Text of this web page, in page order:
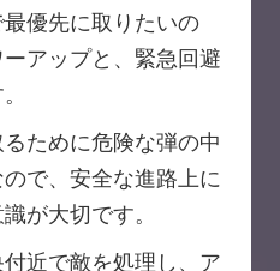
優先に取りたいの
アップと、緊急回避
ために危険な弾の中
で、安全な進路上に
が大切です。
近で敵を処理し、ア